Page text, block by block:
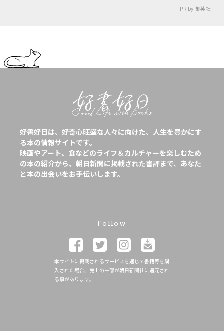
PR by 集英社
好書好日は、好奇心旺盛な人々に向けた、人生を豊かにす
る本の情報サイトです。
映画やアート、食などのライフ＆カルチャーを楽しむため
の本の紹介から、朝日新聞に掲載された書評まで、あなた
と本の出会いをお手伝いします。
Follow
本サイトに掲載されるサービスを通じて書籍等を購
入された場合、売上の一部が朝日新聞社に還元され
る事があります。